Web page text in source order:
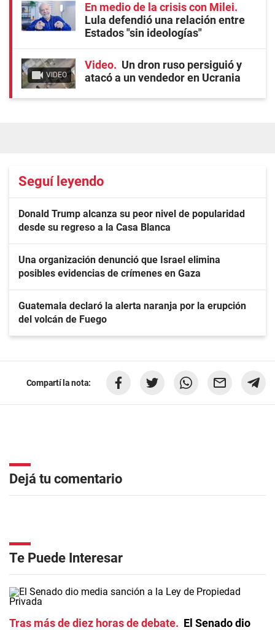
En medio de la crisis con Milei
Lula defendió una relación entre
Estados "sin ideologías"
VIDEO
Video
Un dron ruso persiguió y
atacó a un vendedor en Ucrania
Seguí leyendo
Donald Trump alcanza su peor nivel de popularidad
desde su regreso a la Casa Blanca
Una organización denunció que Israel elimina
posibles evidencias de crímenes en Gaza
Guatemala declaró la alerta naranja por la erupción
del volcán de Fuego
Compartí la nota:
Dejá tu comentario
Te Puede Interesar
Tras más de diez horas de debate
El Senado dio